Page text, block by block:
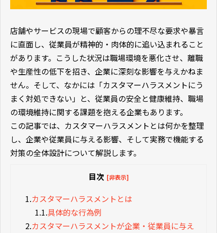
店舗やサービスの現場で顧客からの理不尽な要求や暴言
に直面し、従業員が精神的・肉体的に追い込まれること
があります。こうした状況は職場環境を悪化させ、離職
や生産性の低下を招き、企業に深刻な影響を与えかねま
せん。そして、なかには「カスタマーハラスメントにう
まく対処できない」と、従業員の安全と健康維持、職場
の環境維持に関する課題を抱える企業もあります。
この記事では、カスタマーハラスメントとは何かを整理
し、企業や従業員に与える影響、そして実務で機能する
対策の全体設計について解説します。
目次 [非表示]
1.カスタマーハラスメントとは
1.1.具体的な行為例
2.カスタマーハラスメントが企業・従業員に与え